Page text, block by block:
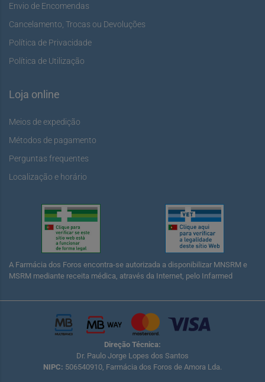
Envio de Encomendas
Cancelamento, Trocas ou Devoluções
Política de Privacidade
Política de Utilização
Loja online
Meios de expedição
Métodos de pagamento
Perguntas frequentes
Localização e horário
A Farmácia dos Foros encontra-se autorizada a disponibilizar MNSRM e
MSRM mediante receita médica, através da Internet, pelo Infarmed
Direção Técnica:
Dr. Paulo Jorge Lopes dos Santos
NIPC: 506540910, Farmácia dos Foros de Amora Lda.